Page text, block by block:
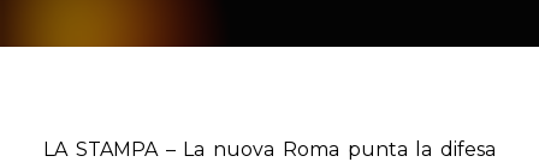
LA STAMPA – La nuova Roma punta la difesa